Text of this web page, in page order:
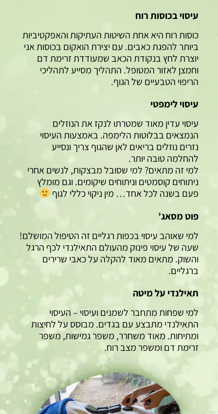
עיסוי בכוסות רוח
כוסות רוח היא אחת השיטות העתיקות והאפקטיביות
ביותר להפגת כאבים. עם יצירת הואקום בכוסות אני
יוצרת לחץ בנקודת הכאב שמעודדת זרימת דם
וחמצן לאזור המטופל. התהליך מסייע לתהליכי
הריפוי הטבעיים של הגוף.
עיסוי לימפטי
עיסוי עדין מאוד שמטרתו לנקז את הנוזלים
הנמצאים בבלוטות הלימפה. באמצעות העיסוי
נזרים נוזלים בריאים לאן שהגוף צריך ונסייע
להחלמה טובה יותר.
למי זה מתאים? למי שסובל מבצקות, לנשים אחרי
ניתוחים קוסמטים וניתוחים שיקומים. וגם מומלץ
פעם בשנה לכל אחד… מין ניקוי כללי לגוף
פוט מסאג’
למי שאוהב עיסוי בכפות רגליים זה הטיפול המושלם!
שעה של עיסוי פינוק מהעולם התאילנדי לכף הרגל
והשוק. מתאים מאוד להקלה על כאבי שרירים
ברגליים.
תאילנדי על מיטה
למי שפחות מתחבר לשמנים ועיסוי – העיסוי
התאילנדי מתבצע עם בגדים. מבוסס על לחיצות
ומתיחות. מאוד משחרר, משפר גמישות, משפר
זרימת דם ומשפר מצב רוח.